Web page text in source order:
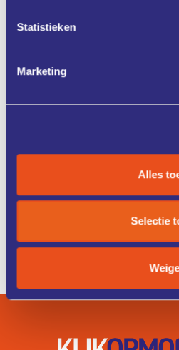
Statistieken
Marketing
Alles
Selectie
ZO WERKT